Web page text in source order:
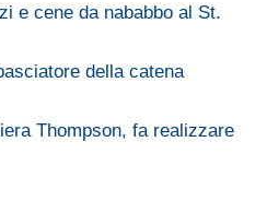
e cene da nababbo al St.
della catena
Thompson, fa realizzare